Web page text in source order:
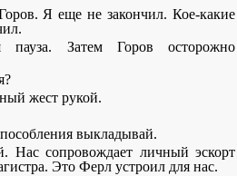
Я еще не закончил. Кое-какие
пауза. Затем Горов осторожно
жест рукой.
выкладывай.
Нас сопровождает личный эскорт
Это Ферл устроил для нас.